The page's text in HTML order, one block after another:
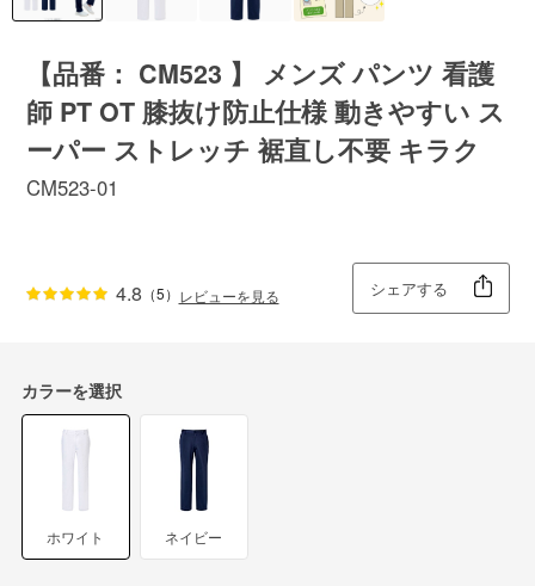
【品番： CM523 】 メンズ パンツ 看護
師 PT OT 膝抜け防止仕様 動きやすい ス
ーパー ストレッチ 裾直し不要 キラク
CM523-01
4.8 （5） レビューを見る シェアする
カラーを選択
ホワイト ネイビー